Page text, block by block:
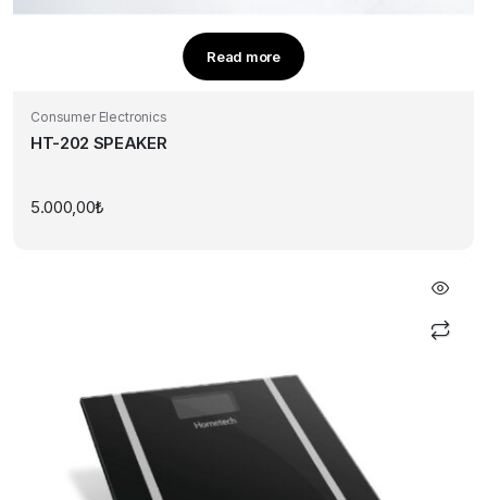
Read more
Consumer Electronics
HT-202 SPEAKER
5.000,00₺